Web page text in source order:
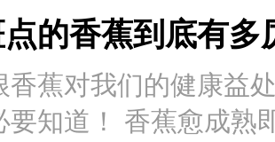
的香蕉到底有多
香蕉对我们的健康益
要知道！ 香蕉愈成熟